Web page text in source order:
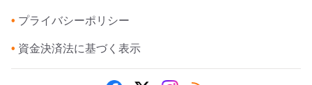
• プライバシーポリシー
• 資金決済法に基づく表示